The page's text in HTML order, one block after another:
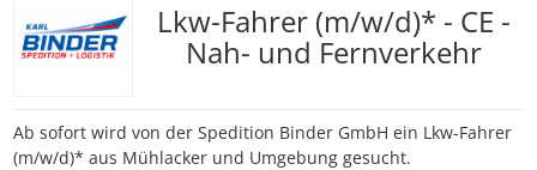
Lkw-Fahrer (m/w/d)* - CE -
Nah- und Fernverkehr
Ab sofort wird von der Spedition Binder GmbH ein Lkw-Fahrer
(m/w/d)* aus Mühlacker und Umgebung gesucht.